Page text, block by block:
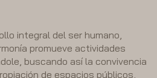
integral del ser humano,
promueve actividades
buscando así la convivencia
de espacios públicos,